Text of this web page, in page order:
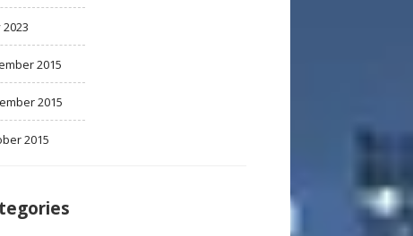
2015
2015
2015